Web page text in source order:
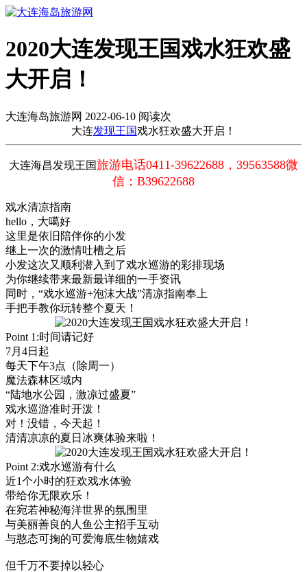
2020大连发现王国戏水狂欢盛
大开启！
大连海岛旅游网 2022-06-10 阅读次
大连发现王国戏水狂欢盛大开启！
大连海昌发现王国旅游电话0411-39622688，39563588微
信：B39622688
戏水清凉指南
hello，大噶好
这里是依旧陪伴你的小发
继上一次的激情吐槽之后
小发这次又顺利潜入到了戏水巡游的彩排现场
为你继续带来最新最详细的一手资讯
同时，“戏水巡游+泡沫大战”清凉指南奉上
手把手教你玩转整个夏天！
Point 1:时间请记好
7月4日起
每天下午3点（除周一）
魔法森林区域内
“陆地水公园，激凉过盛夏”
戏水巡游准时开泼！
对！没错，今天起！
清清凉凉的夏日冰爽体验来啦！
Point 2:戏水巡游有什么
近1个小时的狂欢戏水体验
带给你无限欢乐！
在宛若神秘海洋世界的氛围里
与美丽善良的人鱼公主招手互动
与憨态可掬的可爱海底生物嬉戏
但千万不要掉以轻心